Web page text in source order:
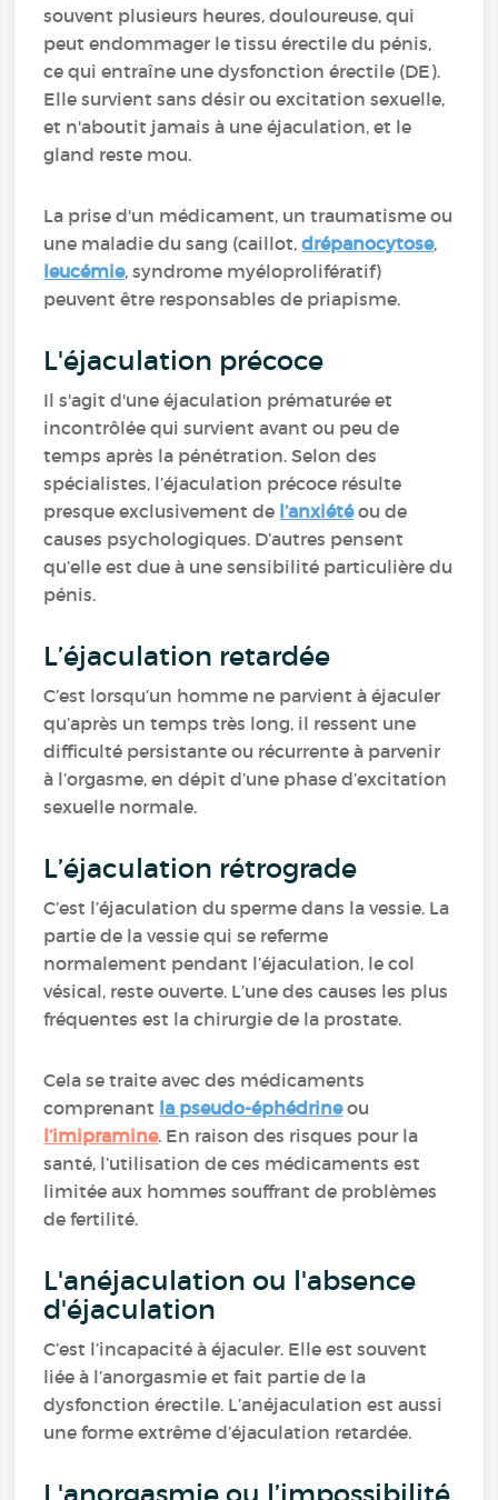
souvent plusieurs heures, douloureuse, qui
peut endommager le tissu érectile du pénis,
ce qui entraîne une dysfonction érectile (DE).
Elle survient sans désir ou excitation sexuelle,
et n'aboutit jamais à une éjaculation, et le
gland reste mou.
La prise d'un médicament, un traumatisme ou
une maladie du sang (caillot,drépanocytose,
leucémie, syndrome myéloprolifératif)
peuvent être responsables de priapisme.
L'éjaculation précoce
Il s'agit d'une éjaculation prématurée et
incontrôlée qui survient avant ou peu de
temps après la pénétration. Selon des
spécialistes, l’éjaculation précoce résulte
presque exclusivement de l’anxiétéou de
causes psychologiques. D’autres pensent
qu’elle est due à une sensibilité particulière du
pénis.
L’éjaculation retardée
C’est lorsqu’un homme ne parvient à éjaculer
qu’après un temps très long, il ressent une
difficulté persistante ou récurrente à parvenir
à l’orgasme, en dépit d’une phase d’excitation
sexuelle normale.
L’éjaculation rétrograde
C’est l’éjaculation du sperme dans la vessie. La
partie de la vessie qui se referme
normalement pendant l’éjaculation, le col
vésical, reste ouverte. L’une des causes les plus
fréquentes est la chirurgie de la prostate.
Cela se traite avec des médicaments
comprenant la pseudo-éphédrineou
l’imipramine. En raison des risques pour la
santé, l’utilisation de ces médicaments est
limitée aux hommes souffrant de problèmes
de fertilité.
L'anéjaculation ou l'absence
d'éjaculation
C’est l’incapacité à éjaculer. Elle est souvent
liée à l’anorgasmie et fait partie de la
dysfonction érectile. L’anéjaculation est aussi
une forme extrême d’éjaculation retardée.